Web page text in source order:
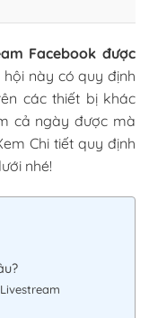
Facebook được
này có quy định
các thiết bị khác
cả ngày được mà
Chi tiết quy định
nhé!